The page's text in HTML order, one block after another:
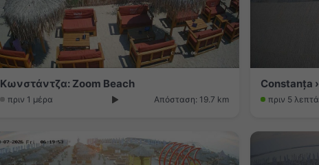
Κωνστάντζα: Zoom Beach
πριν 1 μέρα Απόσταση: 19.7 km πριν 5 λεπτά